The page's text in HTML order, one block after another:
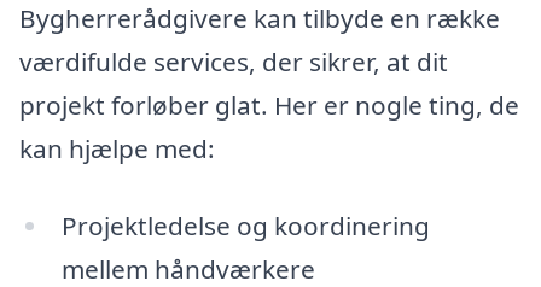
Bygherrerådgivere kan tilbyde en række
værdifulde services, der sikrer, at dit
projekt forløber glat. Her er nogle ting, de
kan hjælpe med:
Projektledelse og koordinering
mellem håndværkere